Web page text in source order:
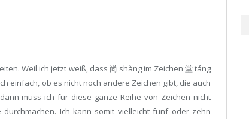
Weil ich jetzt weiß, dass 尚 shàng im Zeichen 堂 táng
einfach, ob es nicht noch andere Zeichen gibt, die auch
muss ich für diese ganze Reihe von Zeichen nicht
Ich kann somit vielleicht fünf oder zehn